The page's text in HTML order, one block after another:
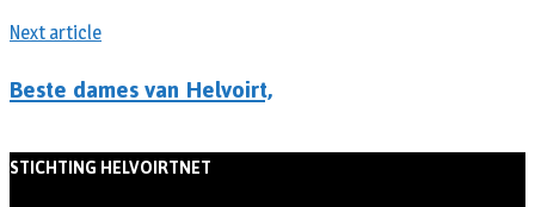
Next article
Beste dames van Helvoirt,
STICHTING HELVOIRTNET